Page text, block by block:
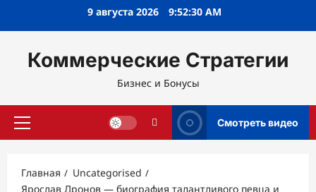
9 августа 2026 9:52:31 AM
Коммерческие Стратегии
Бизнес и Бонусы
Основное
Смотреть видео
Главная
Uncategorised
Ярослав Дронов — биография талантливого певца и